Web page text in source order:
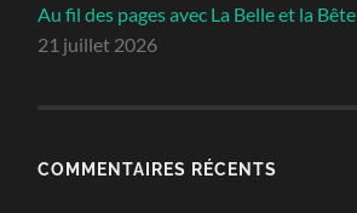
Au fil des pages avec La Belle et la Bête
21 juillet 2026
COMMENTAIRES RÉCENTS